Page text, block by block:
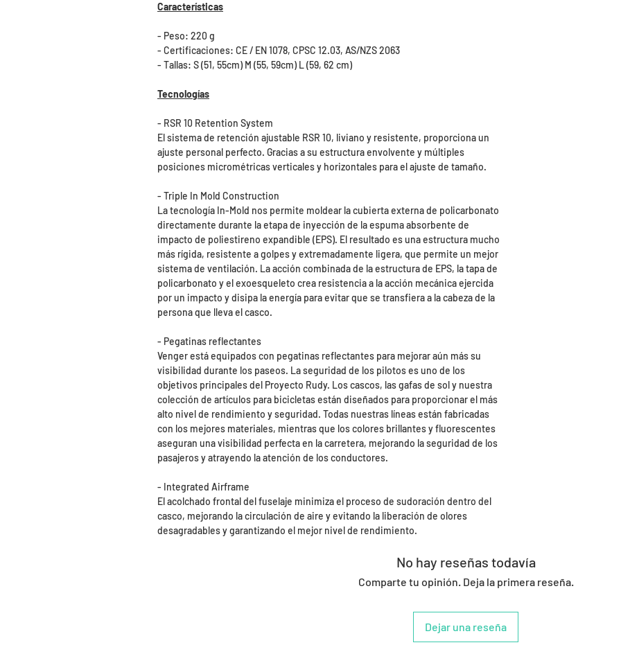
Características
- Peso: 220 g
- Certificaciones: CE / EN 1078, CPSC 12.03, AS/NZS 2063
- Tallas: S (51, 55cm) M (55, 59cm) L (59, 62 cm)
Tecnologías
- RSR 10 Retention System
El sistema de retención ajustable RSR 10, liviano y resistente, proporciona un
ajuste personal perfecto. Gracias a su estructura envolvente y múltiples
posiciones micrométricas verticales y horizontales para el ajuste de tamaño.
- Triple In Mold Construction
La tecnología In-Mold nos permite moldear la cubierta externa de policarbonato
directamente durante la etapa de inyección de la espuma absorbente de
impacto de poliestireno expandible (EPS). El resultado es una estructura mucho
más rígida, resistente a golpes y extremadamente ligera, que permite un mejor
sistema de ventilación. La acción combinada de la estructura de EPS, la tapa de
policarbonato y el exoesqueleto crea resistencia a la acción mecánica ejercida
por un impacto y disipa la energía para evitar que se transfiera a la cabeza de la
persona que lleva el casco.
- Pegatinas reflectantes
Venger está equipados con pegatinas reflectantes para mejorar aún más su
visibilidad durante los paseos. La seguridad de los pilotos es uno de los
objetivos principales del Proyecto Rudy. Los cascos, las gafas de sol y nuestra
colección de artículos para bicicletas están diseñados para proporcionar el más
alto nivel de rendimiento y seguridad. Todas nuestras líneas están fabricadas
con los mejores materiales, mientras que los colores brillantes y fluorescentes
aseguran una visibilidad perfecta en la carretera, mejorando la seguridad de los
pasajeros y atrayendo la atención de los conductores.
- Integrated Airframe
El acolchado frontal del fuselaje minimiza el proceso de sudoración dentro del
casco, mejorando la circulación de aire y evitando la liberación de olores
desagradables y garantizando el mejor nivel de rendimiento.
No hay reseñas todavía
Comparte tu opinión. Deja la primera reseña.
Dejar una reseña